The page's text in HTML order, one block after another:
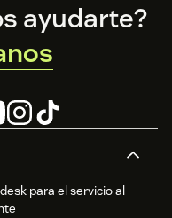
para el servicio al
ayudarte?